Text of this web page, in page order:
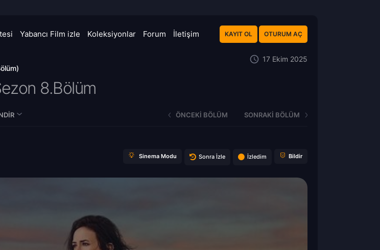
Yabancı Film izle Koleksiyonlar Forum İletişim KAYIT OL OTURUM AÇ
17 Ekim 2025
8.Bölüm
ÖNCEKI BÖLÜM SONRAKI BÖLÜM
Sinema Modu Sonra İzle İzledim Bildir